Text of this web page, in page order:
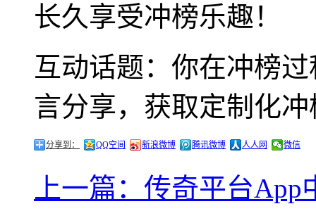
长久享受冲榜乐趣！
互动话题：你在冲榜
言分享，获取定制化
分享到： QQ空间 新浪微博 腾讯微博 人人网 微信
上一篇：传奇平台